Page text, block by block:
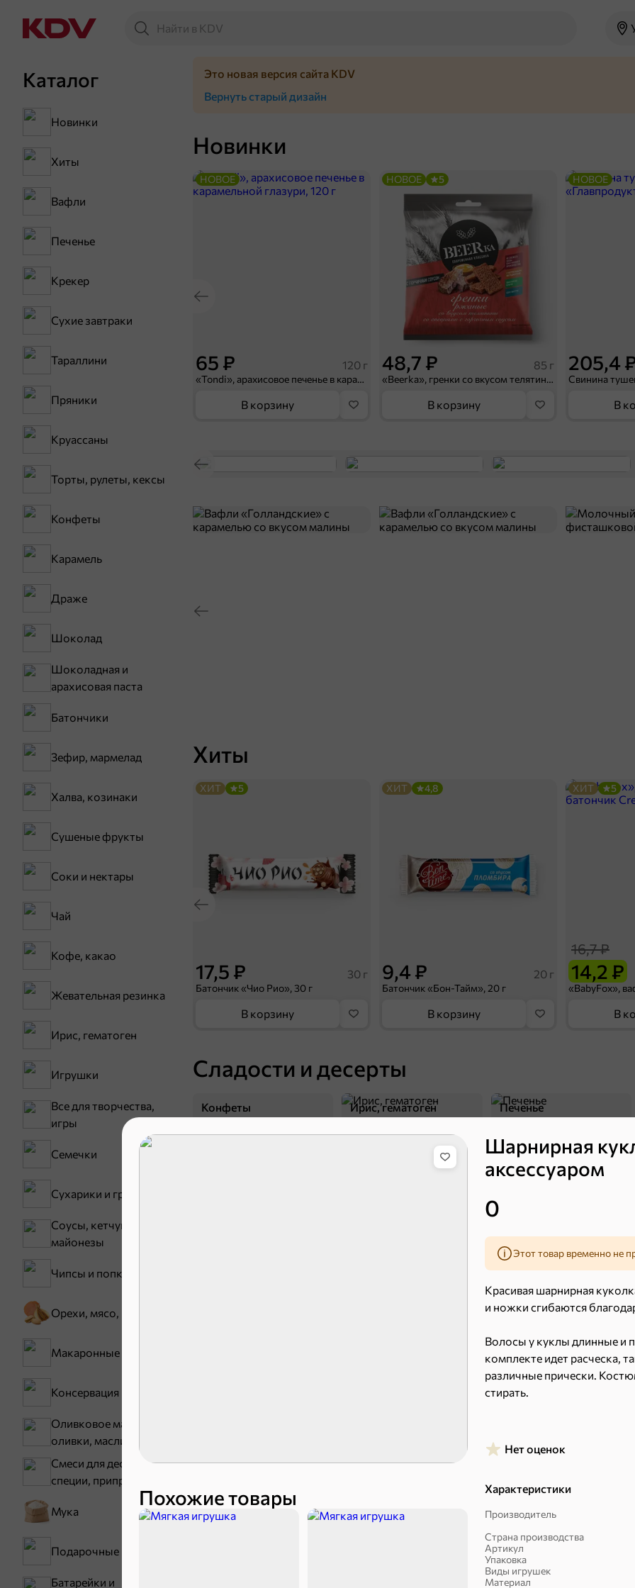
Похожие товары
Шарнирная
аксессуаром
0
Этот товар временно не
Красивая шарнирная
и ножки сгибаются
Волосы у куклы длинные и
комплекте идет расческа,
различные прически.
стирать.
любой праздник. Размер
понравится такая куколка,
Подходит для детей старше
– Развивает мелкую
– Помогает ребенку
Нет оценок
Характеристики
Производитель
Страна производства
Артикул
Упаковка
Виды игрушек
Материал
Каталог
Новинки
Хиты
Вафли
Печенье
Крекер
Сухие завтраки
Тараллини
Пряники
Круассаны
Торты, рулеты, кексы
Конфеты
Карамель
Драже
Шоколад
Шоколадная и
арахисовая паста
Батончики
Зефир, мармелад
Халва, козинаки
Сушеные фрукты
Соки и нектары
Чай
Кофе, какао
Жевательная резинка
Ирис, гематоген
Игрушки
Все для творчества,
игры
Семечки
Сухарики и гренки
Соусы, кетчупы,
майонезы
Чипсы и попкорн
Орехи, мясо, рыба
Макаронные изделия
Консервация
Оливковое масло,
оливки, маслины
Смеси для десертов,
специи, приправы
Мука
Подарочные пакеты
Батарейки и
Новинки
65 ₽ 120 г
«Tondi», арахисовое печенье в карамельной глазури, 120 г
НОВОЕ
В корзину
48,7 ₽ 85 г
«Beerka», гренки со вкусом телятины и горчичным соусом Calve, 85 г
НОВОЕ 5
В корзину
205,4
НОВОЕ
В
Хиты
17,5 ₽ 30 г
Батончик «Чио Рио», 30 г
ХИТ 5
В корзину
9,4 ₽ 20 г
Батончик «Бон-Тайм», 20 г
ХИТ 4,8
В корзину
16,7 ₽
14,2 ₽
ХИТ 5
В
Сладости и десерты
Конфеты Ирис, гематоген Печенье
Вафли
Это новая версия сайта KDV
Вернуть старый дизайн